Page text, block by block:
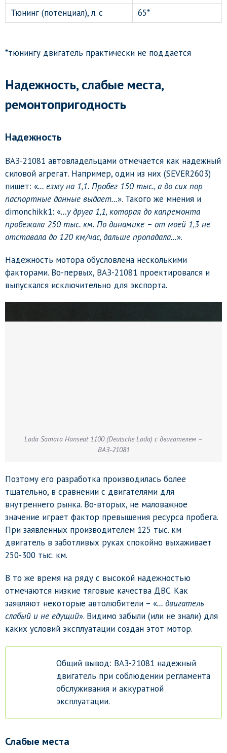
Тюнинг (потенциал), л. с
65*
*тюнингу двигатель практически не поддается
Надежность, слабые места,
ремонтопригодность
Надежность
ВАЗ-21081 автовладельцами отмечается как надежный
силовой агрегат. Например, один из них (SEVER2603)
пишет: «… езжу на 1,1. Пробег 150 тыс., а до сих пор
паспортные данные выдает…». Такого же мнения и
dimonchikk1: «…у друга 1,1, которая до капремонта
пробежала 250 тыс. км. По динамике – от моей 1,3 не
отставала до 120 км/час, дальше пропадала…».
Надежность мотора обусловлена несколькими
факторами. Во-первых, ВАЗ-21081 проектировался и
выпускался исключительно для экспорта.
Lada Samara Hanseat 1100 (Deutsche Lada) с двигателем –
ВАЗ-21081
Поэтому его разработка производилась более
тщательно, в сравнении с двигателями для
внутреннего рынка. Во-вторых, не маловажное
значение играет фактор превышения ресурса пробега.
При заявленных производителем 125 тыс. км
двигатель в заботливых руках спокойно выхаживает
250-300 тыс. км.
В то же время на ряду с высокой надежностью
отмечаются низкие тяговые качества ДВС. Как
заявляют некоторые автолюбители – «… двигатель
слабый и не едущий». Видимо забыли (или не знали) для
каких условий эксплуатации создан этот мотор.
Общий вывод: ВАЗ-21081 надежный
двигатель при соблюдении регламента
обслуживания и аккуратной
эксплуатации.
Слабые места